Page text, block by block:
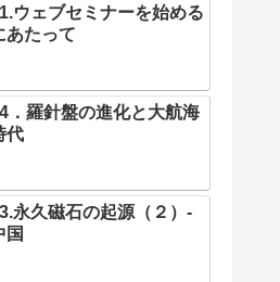
ウェブセミナーを始める
あたって
．羅針盤の進化と大航海
代
永久磁石の起源（２）-
国